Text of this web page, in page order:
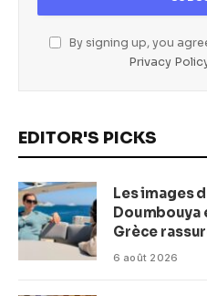
By signing up, you
Privacy
EDITOR'S PICKS
Les images
Doumbouya
Grèce
(Macka Baldé)
6 août 2026